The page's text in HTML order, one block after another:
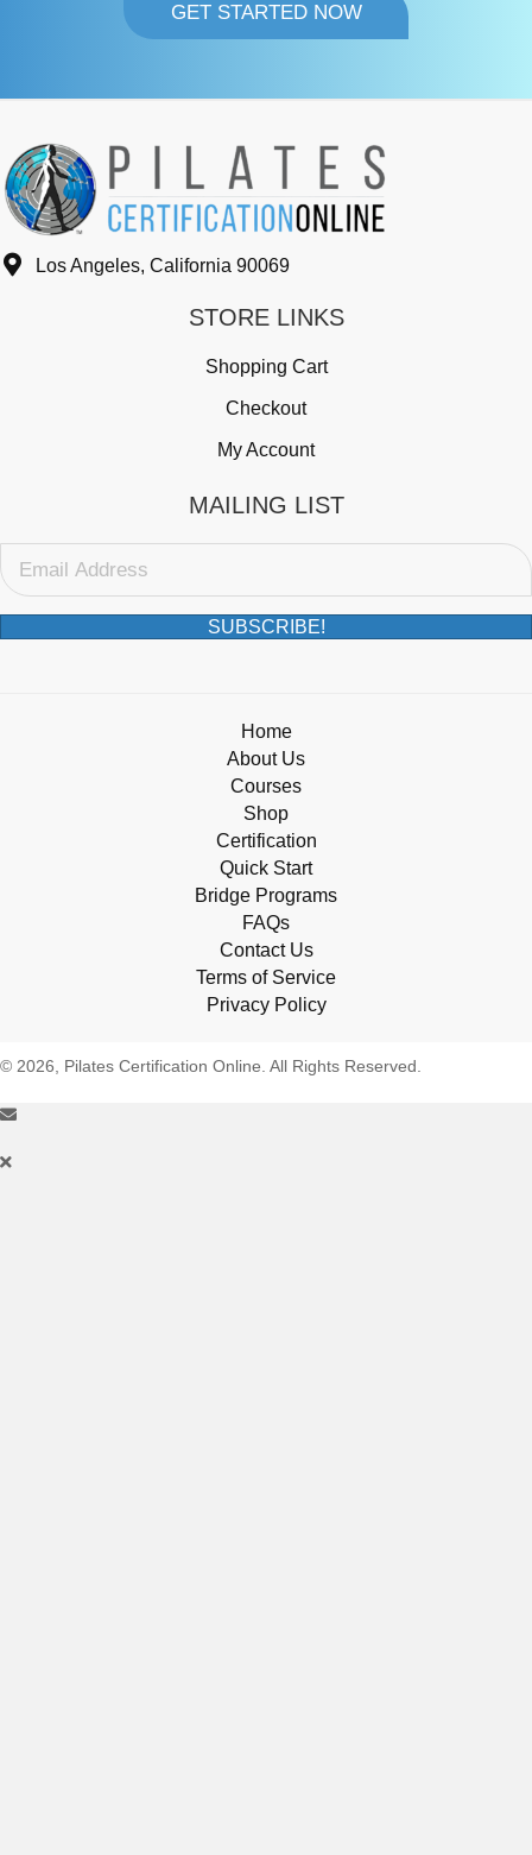
GET STARTED NOW
Los Angeles, California 90069
STORE LINKS
Shopping Cart
Checkout
My Account
MAILING LIST
SUBSCRIBE!
Home
About Us
Courses
Shop
Certification
Quick Start
Bridge Programs
FAQs
Contact Us
Terms of Service
Privacy Policy
© 2026, Pilates Certification Online. All Rights Reserved.